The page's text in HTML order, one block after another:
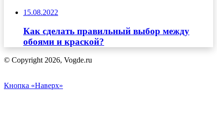
15.08.2022
Как сделать правильный выбор между
обоями и краской?
© Copyright 2026, Vogde.ru
Кнопка «Наверх»